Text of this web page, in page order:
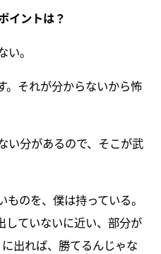
イントは？
。
。それが分からないから怖
い分があるので、そこが武
のを、僕は持っている。
していないに近い、部分が
出れば、勝てるんじゃな